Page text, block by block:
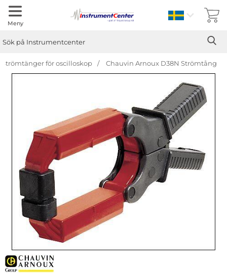
Meny Sverige
Strömtänger för oscilloskop Chauvin Arnoux D38N Strömtång